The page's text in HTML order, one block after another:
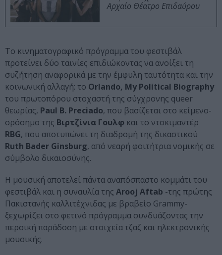
Αρχαίο Θέατρο Επιδαύρου
Το κινηματογραφικό πρόγραμμα του φεστιβάλ
προτείνει δύο ταινίες επιδιώκοντας να ανοίξει τη
συζήτηση αναφορικά με την έμφυλη ταυτότητα και την
κοινωνική αλλαγή: το Orlando, My Political Biography
του πρωτοπόρου στοχαστή της σύγχρονης queer
θεωρίας, Paul B. Preciado, που βασίζεται στο κείμενο-
ορόσημο της Βιρτζίνια Γουλφ και το ντοκιμαντέρ
RBG, που αποτυπώνει τη διαδρομή της δικαστικού
Ruth Bader Ginsburg, από νεαρή φοιτήτρια νομικής σε
σύμβολο δικαιοσύνης.
Η μουσική αποτελεί πάντα αναπόσπαστο κομμάτι του
φεστιβάλ και η συναυλία της Arooj Aftab -της πρώτης
Πακιστανής καλλιτέχνιδας με βραβείο Grammy-
ξεχωρίζει στο φετινό πρόγραμμα συνδυάζοντας την
περσική παράδοση με στοιχεία τζαζ και ηλεκτρονικής
μουσικής.